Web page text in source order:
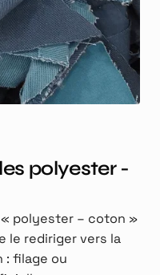
polyester -
polyester – coton »
le rediriger vers la
: filage ou